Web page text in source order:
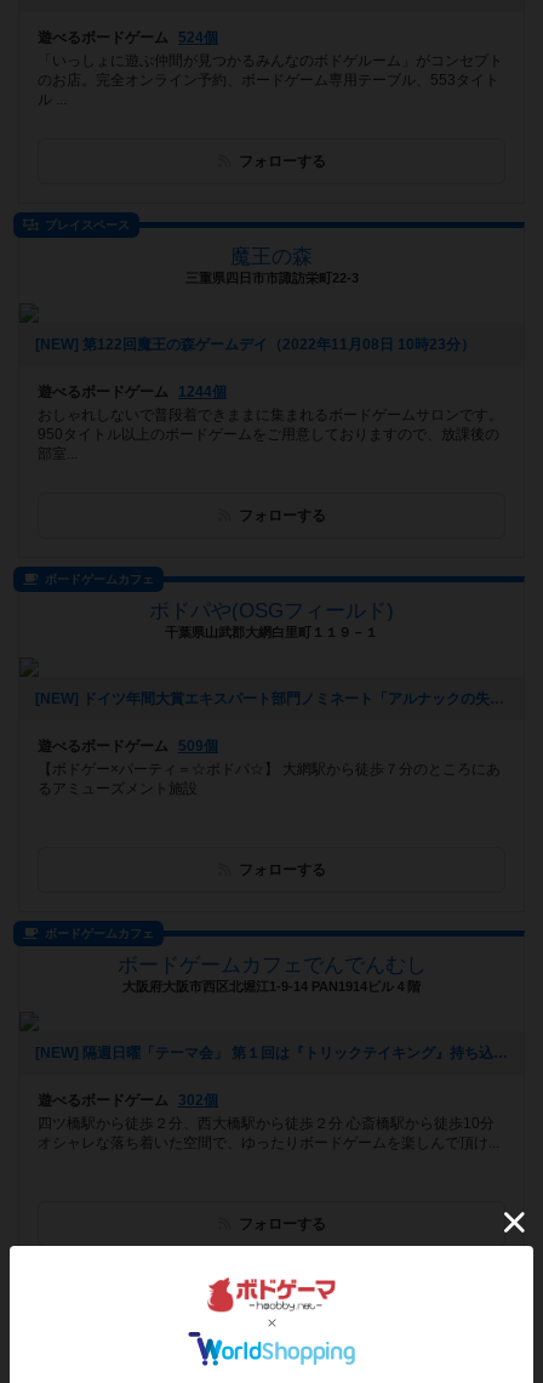
遊べるボードゲーム
524個
「いっしょに遊ぶ仲間が見つかるみんなのボドゲルーム」がコンセプト
のお店。完全オンライン予約、ボードゲーム専用テーブル、553タイト
ル ...
フォローする
プレイスペース
魔王の森
三重県四日市市諏訪栄町22-3
[NEW] 第122回魔王の森ゲームデイ（2022年11月08日 10時23分）
遊べるボードゲーム
1244個
おしゃれしないで普段着できままに集まれるボードゲームサロンです。
950タイトル以上のボードゲームをご用意しておりますので、放課後の
部室...
フォローする
ボードゲームカフェ
ボドパや(OSGフィールド)
千葉県山武郡大網白里町１１９－１
[NEW] ドイツ年間大賞エキスパート部門ノミネート「アルナックの失われし遺跡」を遊ぼう！ in 大網（2022年09月05日 12時32分）
遊べるボードゲーム
509個
【ボドゲー×パーティ＝☆ボドパ☆】 大網駅から徒歩７分のところにあ
るアミューズメント施設
フォローする
ボードゲームカフェ
ボードゲームカフェでんでんむし
大阪府大阪市西区北堀江1-9-14 PAN1914ビル４階
[NEW] 隔週日曜「テーマ会」 第１回は『トリックテイキング』持ち込み大歓迎！ １３時～２２時まで（2022年08月13日 14時06分）
遊べるボードゲーム
302個
四ツ橋駅から徒歩２分、西大橋駅から徒歩２分 心斎橋駅から徒歩10分
オシャレな落ち着いた空間で、ゆったりボードゲームを楽しんで頂け...
フォローする
LINOPAANI
千葉県浦安市入船4丁目1−12 2F